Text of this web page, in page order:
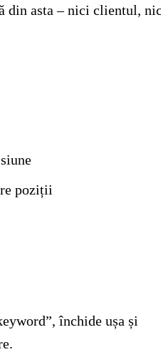
din asta – nici clientul,
poziții
închide ușa și